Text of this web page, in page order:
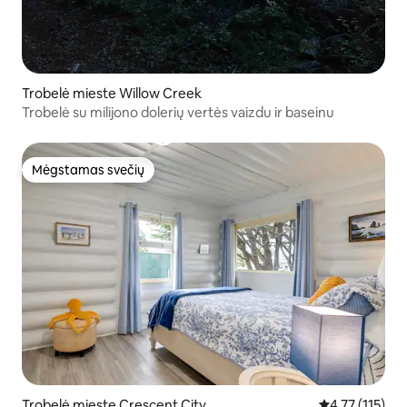
Trobelė mieste Willow Creek
Trobelė su milijono dolerių vertės vaizdu ir baseinu
Mėgstamas svečių
Mėgstamas svečių